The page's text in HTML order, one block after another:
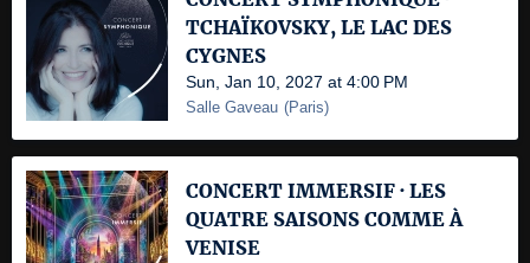
TCHAÏKOVSKY, LE LAC DES
CYGNES
Sun, Jan 10, 2027 at 4:00 PM
Salle Gaveau (Paris)
CONCERT IMMERSIF · LES
QUATRE SAISONS COMME À
VENISE